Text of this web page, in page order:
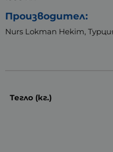
Производител:
Nurs Lokman Hekim,
Тегло (кг.)